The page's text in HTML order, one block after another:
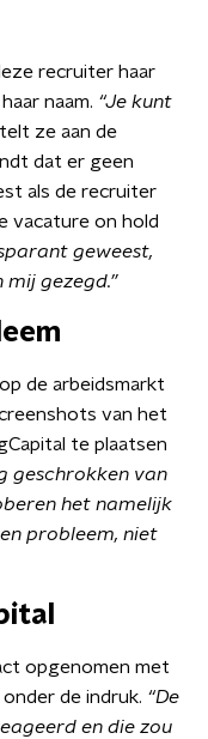
recruiter haar
naam. “Je kunt
ze aan de
dat er geen
als de recruiter
vacature on hold
geweest,
gezegd.”
de arbeidsmarkt
van het
te plaatsen
geschrokken van
het namelijk
probleem, niet
opgenomen met
de indruk. “De
en die zou